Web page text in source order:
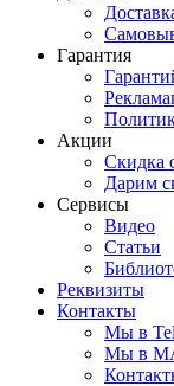
Гарантия
Акции
Скидка
Дарим
Сервисы
Видео
Статьи
Реквизиты
Контакты
Мы в
Мы в